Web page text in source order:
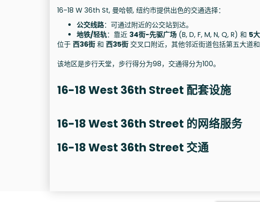
16-18 W 36th St, 曼哈顿, 纽约市提供出色的交通选择：
公交线路：可通过附近的公交站到达。
地铁/轻轨：靠近 34街-先驱广场 (B, D, F, M, N, Q, R) 和 5
位于 西36街 和 西35街 交叉口附近，其他邻近街道包括第五大道和
该地区是步行天堂，步行得分为98，交通得分为100。
16-18 West 36th Street 配套设施
16-18 West 36th Street 的网络服务
16-18 West 36th Street 交通